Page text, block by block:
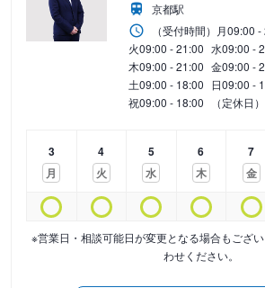
京都駅
（受付時間） 月09:00 -
火09:00 - 21:00 水09:00 -
木09:00 - 21:00 金09:00 -
土09:00 - 18:00 日09:00 -
祝09:00 - 18:00 （定休日
3
月
4
火
5
水
6
木
7
金
※営業日・相談可能日が変更となる場合もござ
わせください。